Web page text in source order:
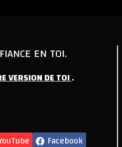
EN TOI.
VERSIONDETOI.
Facebook